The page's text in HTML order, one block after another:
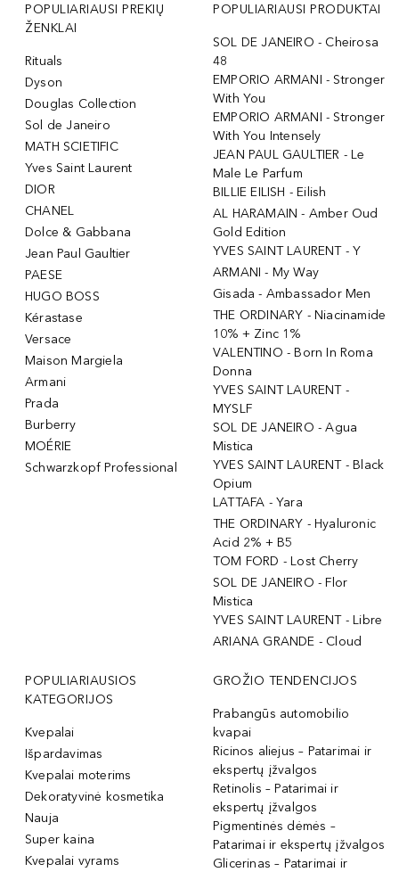
POPULIARIAUSI PREKIŲ
ŽENKLAI
Rituals
Dyson
Douglas Collection
Sol de Janeiro
MATH SCIETIFIC
Yves Saint Laurent
DIOR
CHANEL
Dolce & Gabbana
Jean Paul Gaultier
PAESE
HUGO BOSS
Kérastase
Versace
Maison Margiela
Armani
Prada
Burberry
MOÉRIE
Schwarzkopf Professional
POPULIARIAUSI PRODUKTAI
SOL DE JANEIRO - Cheirosa
48
EMPORIO ARMANI - Stronger
With You
EMPORIO ARMANI - Stronger
With You Intensely
JEAN PAUL GAULTIER - Le
Male Le Parfum
BILLIE EILISH - Eilish
AL HARAMAIN - Amber Oud
Gold Edition
YVES SAINT LAURENT - Y
ARMANI - My Way
Gisada - Ambassador Men
THE ORDINARY - Niacinamide
10% + Zinc 1%
VALENTINO - Born In Roma
Donna
YVES SAINT LAURENT -
MYSLF
SOL DE JANEIRO - Agua
Mistica
YVES SAINT LAURENT - Black
Opium
LATTAFA - Yara
THE ORDINARY - Hyaluronic
Acid 2% + B5
TOM FORD - Lost Cherry
SOL DE JANEIRO - Flor
Mistica
YVES SAINT LAURENT - Libre
ARIANA GRANDE - Cloud
POPULIARIAUSIOS
KATEGORIJOS
Kvepalai
Išpardavimas
Kvepalai moterims
Dekoratyvinė kosmetika
Nauja
Super kaina
Kvepalai vyrams
GROŽIO TENDENCIJOS
Prabangūs automobilio
kvapai
Ricinos aliejus – Patarimai ir
ekspertų įžvalgos
Retinolis – Patarimai ir
ekspertų įžvalgos
Pigmentinės dėmės –
Patarimai ir ekspertų įžvalgos
Glicerinas – Patarimai ir